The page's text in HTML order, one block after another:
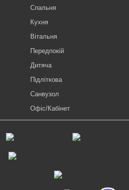
Спальня
Кухня
Вітальня
Передпокій
Дитяча
Підліткова
Санвузол
Офіс/Кабінет